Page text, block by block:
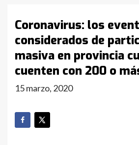
Coronavirus: los
considerados de
masiva en provincia
cuenten con 200 o
15 marzo, 2020